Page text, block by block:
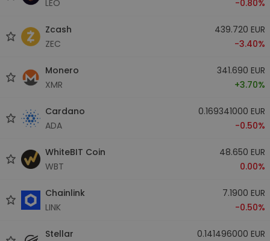
LEO
-0.80%
Zcash
ZEC
439.720 EUR
-3.40%
Monero
XMR
341.690 EUR
+3.70%
Cardano
ADA
0.169341000 EUR
-0.50%
WhiteBIT Coin
WBT
48.650 EUR
0.00%
Chainlink
LINK
7.1900 EUR
-0.50%
Stellar
0.141496000 EUR